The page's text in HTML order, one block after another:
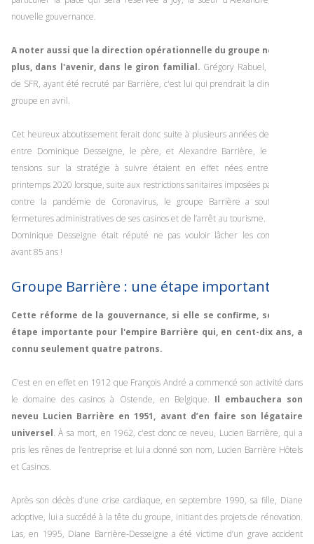
nouvelle gouvernance.
A noter aussi que la direction opérationnelle du groupe ne serait
plus, dans l'avenir, dans le giron familial. Grégory Rabuel, l'ex-PDG
de SFR, ayant été recruté par Barrière, c'est lui qui prendrait la direction du
groupe en avril.
Cet heureux aboutissement ferait donc suite à plusieurs années de tensions
entre Dominique Desseigne, le père, et Alexandre Barrière, le fils. Des
tensions sur la stratégie à suivre étaient en effet nées entre eux au
printemps 2020 lorsque, suite aux restrictions sanitaires imposées par la lutte
contre la pandémie de Coronavirus, le groupe Barrière a souffert des
fermetures administratives de ses casinos et de l’arrêt au tourisme. En outre,
Dominique Desseigne était réputé ne pas vouloir lâcher les commandes
avant 85 ans !
Groupe Barrière : une étape importante
Cette réforme de la gouvernance, si elle se confirme, sera une
étape importante pour l'empire Barrière qui, en cent-dix ans, a
connu seulement quatre patrons.
C'est en en effet en 1912 que François André a commencé son activité dans
le domaine des casinos à Ostende, en Belgique. Il embauchera son
neveu Lucien Barrière en 1951, avant d’en faire son légataire
universel. À sa mort, en 1962, c'est donc ce neveu, Lucien Barrière, qui a
pris les rênes de l’entreprise et lui a donné son nom, Lucien Barrière Hôtels
et Casinos.
Après son décès d’une crise cardiaque, en septembre 1990, sa fille, Diane
adoptive, lui a succédé à la tête du groupe, initiant des projets de rénovation.
Las, en 1995, Diane Barrière-Desseigne a été victime d’un grave accident